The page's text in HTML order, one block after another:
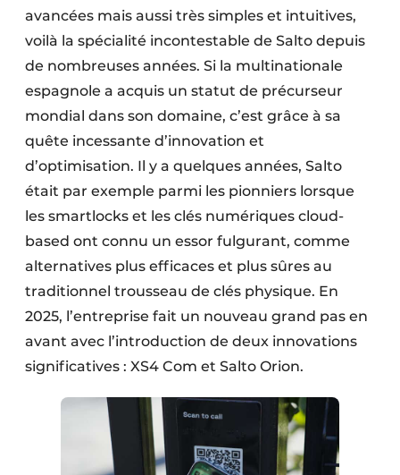
Travaux ferroviaires
avancées mais aussi très simples et intuitives,
voilà la spécialité incontestable de Salto depuis
de nombreuses années. Si la multinationale
espagnole a acquis un statut de précurseur
mondial dans son domaine, c’est grâce à sa
quête incessante d’innovation et
d’optimisation. Il y a quelques années, Salto
était par exemple parmi les pionniers lorsque
les smartlocks et les clés numériques cloud-
based ont connu un essor fulgurant, comme
alternatives plus efficaces et plus sûres au
traditionnel trousseau de clés physique. En
2025, l’entreprise fait un nouveau grand pas en
avant avec l’introduction de deux innovations
significatives : XS4 Com et Salto Orion.